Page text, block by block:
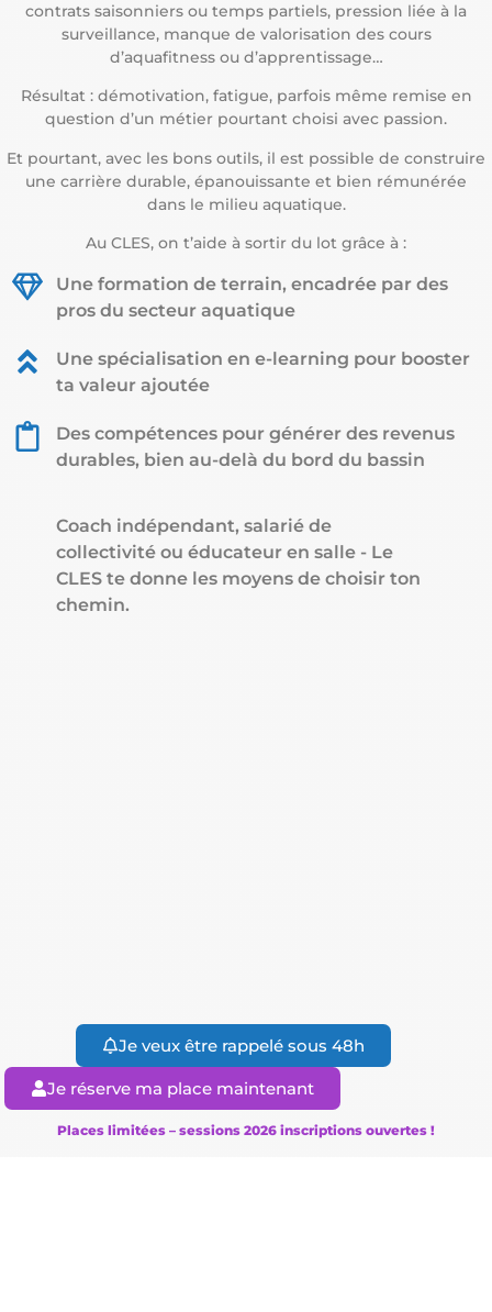
Je veux être rappelé sous 48h
Je réserve ma place maintenant
Places limitées – sessions 2026 inscriptions ouvertes !
contrats saisonniers ou temps partiels, pression liée à la
surveillance, manque de valorisation des cours
d’aquafitness ou d’apprentissage…
Résultat : démotivation, fatigue, parfois même remise en
question d’un métier pourtant choisi avec passion.
Et pourtant, avec les bons outils, il est possible de construire
une carrière durable, épanouissante et bien rémunérée
dans le milieu aquatique.
Au CLES, on t’aide à sortir du lot grâce à :
Une formation de terrain, encadrée par des
pros du secteur aquatique
Une spécialisation en e-learning pour booster
ta valeur ajoutée
Des compétences pour générer des revenus
durables, bien au-delà du bord du bassin
Coach indépendant, salarié de
collectivité ou éducateur en salle - Le
CLES te donne les moyens de choisir ton
chemin.